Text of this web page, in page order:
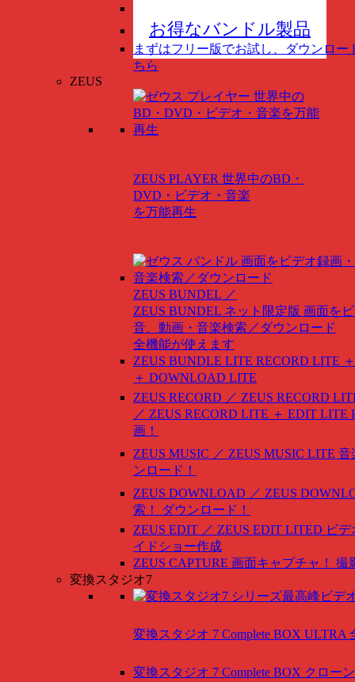
お得なバンドル製品
まずはフリー版でお試し、ダウンロー
ちら
ZEUS
ZEUS PLAYER 世界中のBD・
DVD・ビデオ・音楽
を万能再生
ZEUS BUNDEL ／
ZEUS BUNDEL ネット限定版 画面を
音、動画・音楽検索／ダウンロード
全機能が使えます
ZEUS BUNDLE LITE RECORD LITE
＋ DOWNLOAD LITE
ZEUS RECORD ／ ZEUS RECORD
／ ZEUS RECORD LITE ＋ EDIT LITE
画！
ZEUS MUSIC ／ ZEUS MUSIC LITE 音
ンロード！
ZEUS DOWNLOAD ／ ZEUS
索！ ダウンロード！
ZEUS EDIT ／ ZEUS EDIT LITED ビ
イドショー作成
ZEUS CAPTURE 画面キャプチャ！ 撮
変換スタジオ7
変換スタジオ 7 Complete BOX ULTRA
変換スタジオ 7 Complete BOX クロー